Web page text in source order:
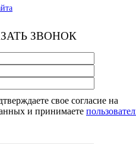
ЗВОНОК
свое согласие на
и принимаете